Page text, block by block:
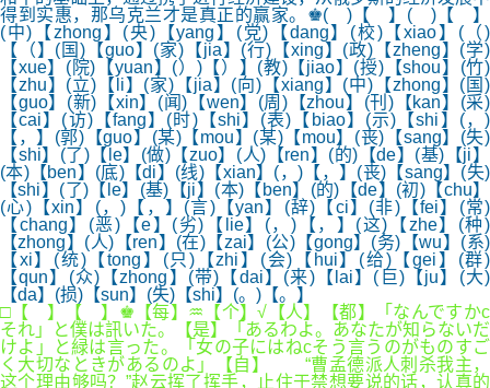
得到实惠，那乌克兰才是真正的赢家。♚( )【 】( )【 】
(中)【zhong】(央)【yang】(党)【dang】(校)【xiao】(（)
【（】(国)【guo】(家)【jia】(行)【xing】(政)【zheng】(学)
【xue】(院)【yuan】(）)【）】(教)【jiao】(授)【shou】(竹)
【zhu】(立)【li】(家)【jia】(向)【xiang】(中)【zhong】(国)
【guo】(新)【xin】(闻)【wen】(周)【zhou】(刊)【kan】(采)
【cai】(访)【fang】(时)【shi】(表)【biao】(示)【shi】(，)
【，】(郭)【guo】(某)【mou】(某)【mou】(丧)【sang】(失)
【shi】(了)【le】(做)【zuo】(人)【ren】(的)【de】(基)【ji】
(本)【ben】(底)【di】(线)【xian】(，)【，】(丧)【sang】(失)
【shi】(了)【le】(基)【ji】(本)【ben】(的)【de】(初)【chu】
(心)【xin】(，)【，】(言)【yan】(辞)【ci】(非)【fei】(常)
【chang】(恶)【e】(劣)【lie】(，)【，】(这)【zhe】(种)
【zhong】(人)【ren】(在)【zai】(公)【gong】(务)【wu】(系)
【xi】(统)【tong】(只)【zhi】(会)【hui】(给)【gei】(群)
【qun】(众)【zhong】(带)【dai】(来)【lai】(巨)【ju】(大)
【da】(损)【sun】(失)【shi】(。)【。】
□【 】【 】♚【每】♒【个】√【人】【都】「なんですかc
それ」と僕は訊いた。【是】「あるわよ。あなたが知らないだ
けよ」と緑は言った。「女の子にはねcそう言うのがものすご
く大切なときがあるのよ」【自】 “曹孟德派人刺杀我主，
这个理由够吗？”赵云挥了挥手，止住于禁想要说的话，认真的